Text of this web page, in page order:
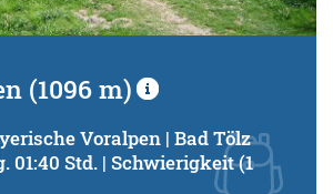
(1096 m)
Voralpen | Bad Tölz
01:40 Std. | Schwierigkeit (1